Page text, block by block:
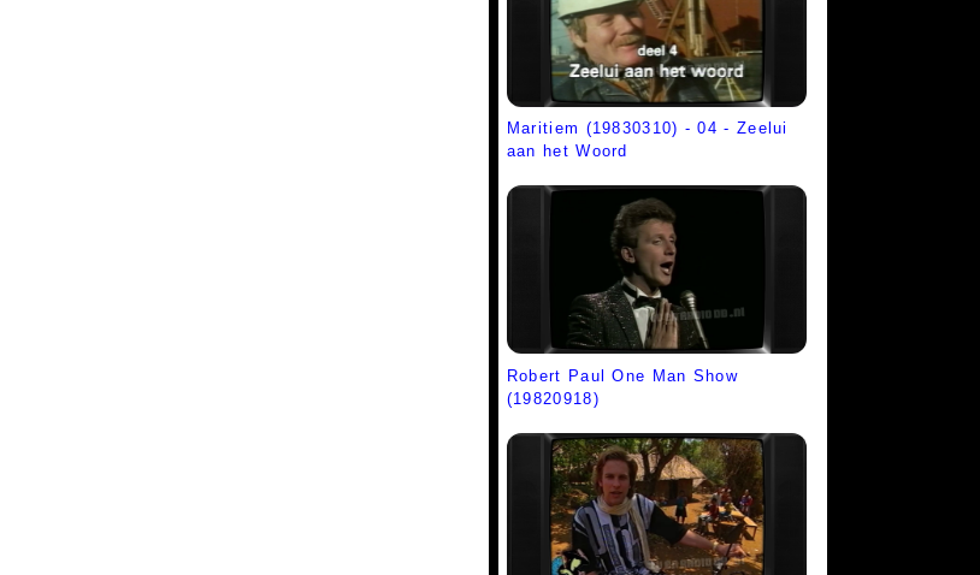
Maritiem (19830310) - 04 - Zeelui
aan het Woord
Robert Paul One Man Show
(19820918)